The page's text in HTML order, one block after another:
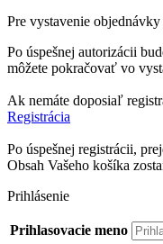
Pre vystavenie
Po úspešnej autorizácii
môžete pokračovať vo
Ak nemáte doposiaľ
Registrácia
Po úspešnej registrácii,
Obsah Vašeho košíka
Prihlásenie
Prihlasovacie meno